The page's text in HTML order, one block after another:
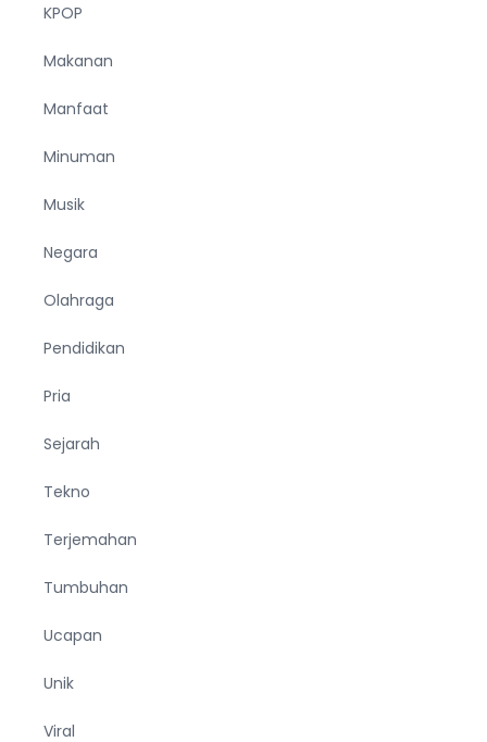
KPOP
Makanan
Manfaat
Minuman
Musik
Negara
Olahraga
Pendidikan
Pria
Sejarah
Tekno
Terjemahan
Tumbuhan
Ucapan
Unik
Viral